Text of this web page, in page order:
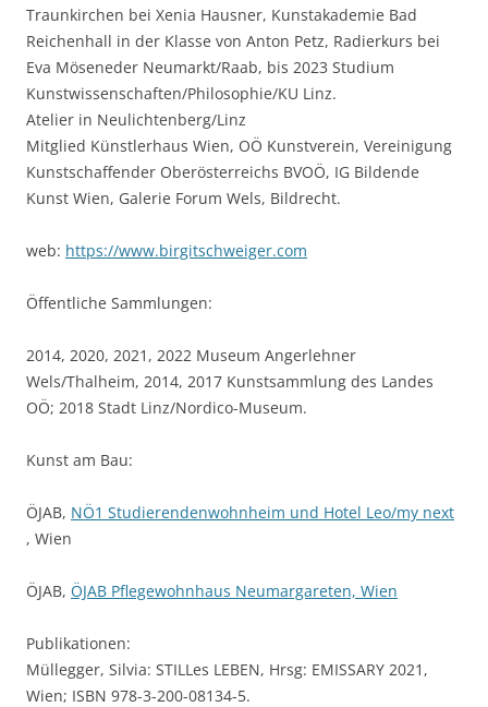
Traunkirchen bei Xenia Hausner, Kunstakademie Bad
Reichenhall in der Klasse von Anton Petz, Radierkurs bei
Eva Möseneder Neumarkt/Raab, bis 2023 Studium
Kunstwissenschaften/Philosophie/KU Linz.
Atelier in Neulichtenberg/Linz
Mitglied Künstlerhaus Wien, OÖ Kunstverein, Vereinigung
Kunstschaffender Oberösterreichs BVOÖ, IG Bildende
Kunst Wien, Galerie Forum Wels, Bildrecht.
web: https://www.birgitschweiger.com
Öffentliche Sammlungen:
2014, 2020, 2021, 2022 Museum Angerlehner
Wels/Thalheim, 2014, 2017 Kunstsammlung des Landes
OÖ; 2018 Stadt Linz/Nordico-Museum.
Kunst am Bau:
ÖJAB, NÖ1 Studierendenwohnheim und Hotel Leo/my next
, Wien
ÖJAB, ÖJAB Pflegewohnhaus Neumargareten, Wien
Publikationen:
Müllegger, Silvia: STILLes LEBEN, Hrsg: EMISSARY 2021,
Wien; ISBN 978-3-200-08134-5.